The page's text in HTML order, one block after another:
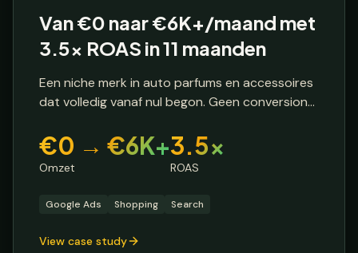
Van €0 naar €6K+/maand met
3.5x ROAS in 11 maanden
Een niche merk in auto parfums en accessoires
dat volledig vanaf nul begon. Geen conversion
duidelijke target: minimaal 3x ROAS behalen om
winstgevend te zijn.
€0 → €6K+
Omzet
3.5x
ROAS
Google Ads Shopping Search
View case study